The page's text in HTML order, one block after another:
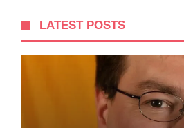
LATEST POSTS